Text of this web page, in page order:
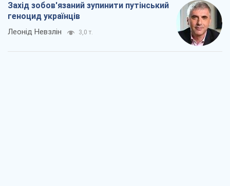
Захід зобов'язаний зупинити путінський
геноцид українців
Леонід Невзлін 3,0 т.